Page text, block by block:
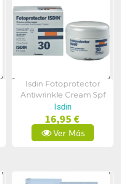
Vista Rápida
Isdin Fotoprotector
Antiwrinkle Cream Spf
30 50 Ml
Isdin
16,95 €
Ver Más